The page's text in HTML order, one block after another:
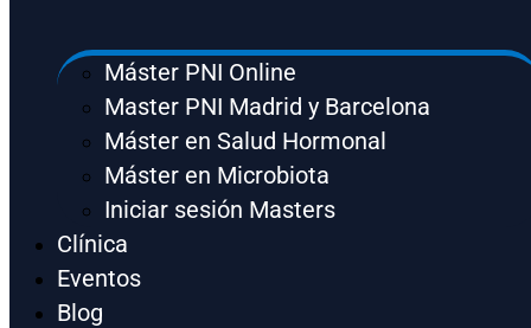
Máster PNI Online
Master PNI Madrid y Barcelona
Máster en Salud Hormonal
Máster en Microbiota
Iniciar sesión Masters
Clínica
Eventos
Blog